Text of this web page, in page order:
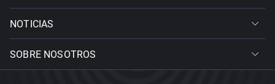
NOTICIAS
SOBRE NOSOTROS